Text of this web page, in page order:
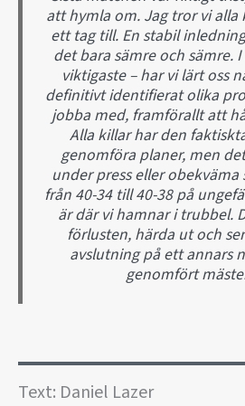
att hymla om. Jag tror vi alla
ett tag till. En stabil
det bara sämre och sämre.
viktigaste – har vi lärt oss
definitivt identifierat olika
jobba med, framförallt att
Alla killar har den
genomföra planer, men
under press eller obekväma
från 40-34 till 40-38 på
är där vi hamnar i trubbel.
förlusten, härda ut och
avslutning på ett annars
genomfört
Text: Daniel Lazer